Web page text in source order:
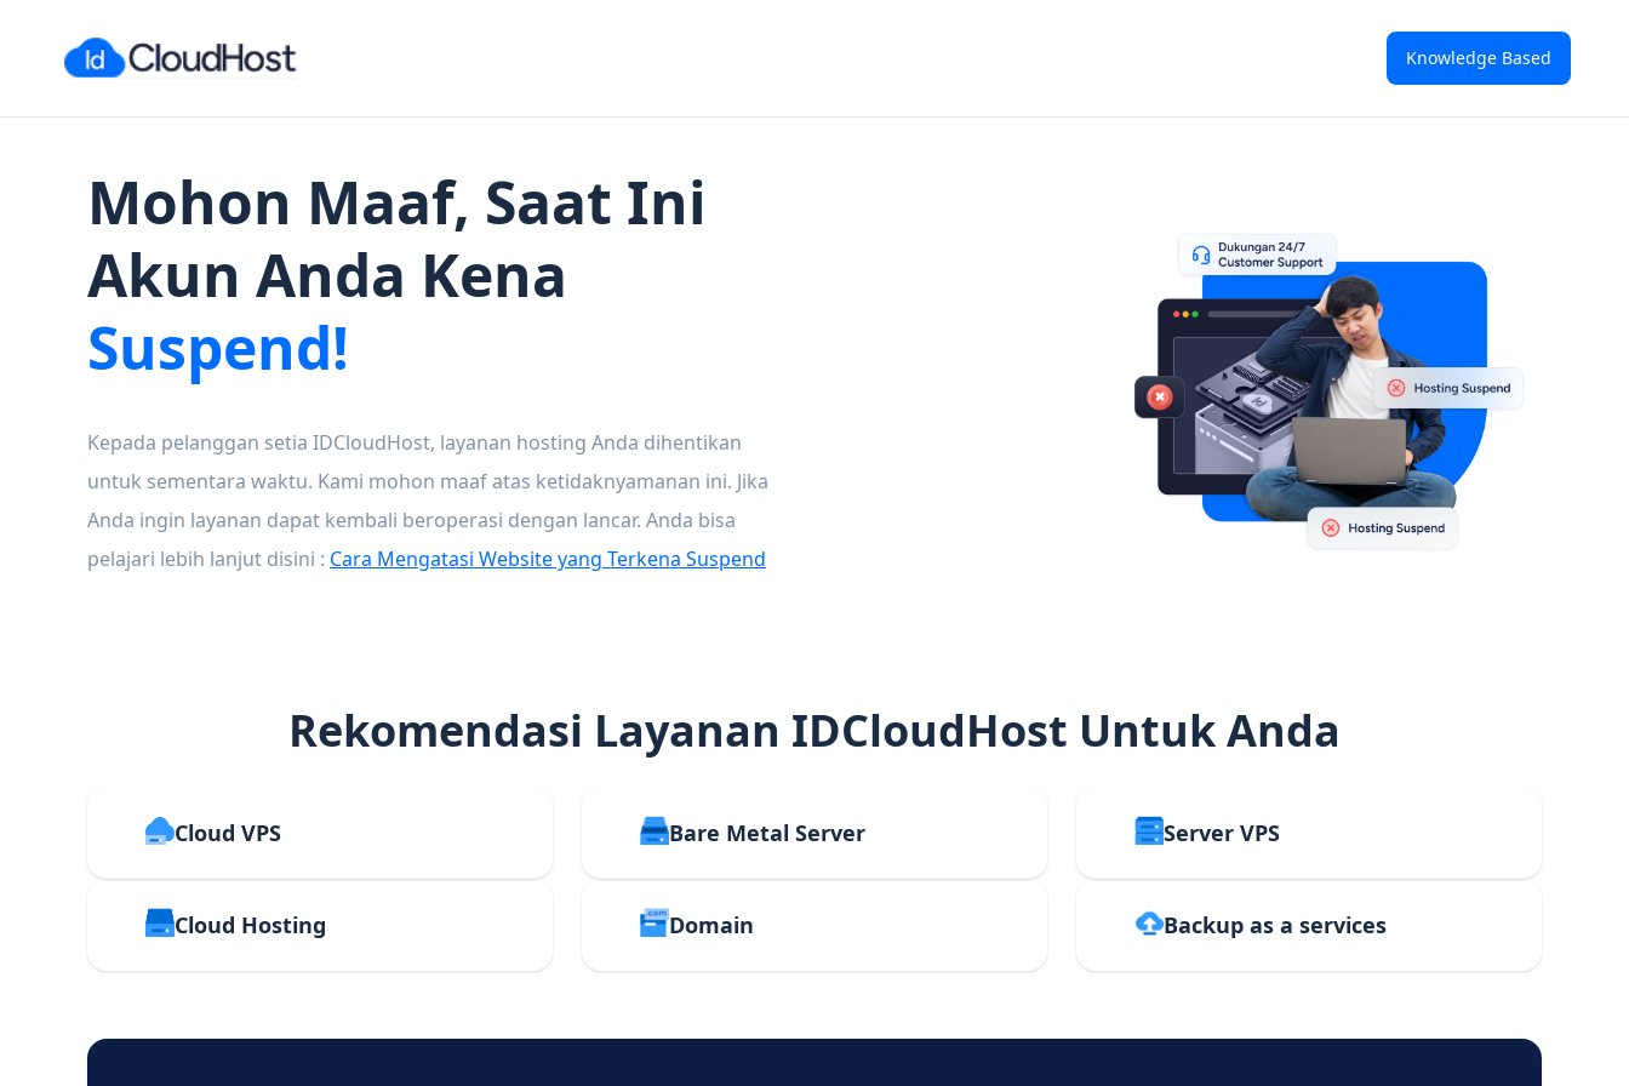
Knowledge Based
Mohon Maaf, Saat Ini
Akun Anda Kena
Suspend!
Kepada pelanggan setia IDCloudHost, layanan hosting Anda dihentikan
untuk sementara waktu. Kami mohon maaf atas ketidaknyamanan ini. Jika
Anda ingin layanan dapat kembali beroperasi dengan lancar. Anda bisa
pelajari lebih lanjut disini : Cara Mengatasi Website yang Terkena Suspend
Rekomendasi Layanan IDCloudHost Untuk Anda
Cloud VPS Bare Metal Server Server VPS
Cloud Hosting Domain Backup as a services